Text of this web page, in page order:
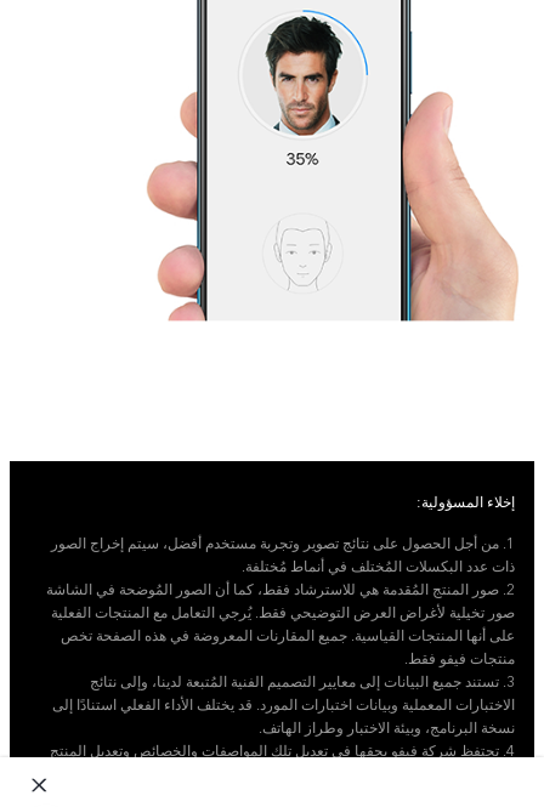
إخلاء المسؤولية:
1. من أجل الحصول على نتائج تصوير وتجربة مستخدم أفضل، سيتم إخراج الصور
ذات عدد البكسلات المُختلف في أنماط مُختلفة.
2. صور المنتج المُقدمة هي للاسترشاد فقط، كما أن الصور المُوضحة في الشاشة
صور تخيلية لأغراض العرض التوضيحي فقط. يُرجي التعامل مع المنتجات الفعلية
على أنها المنتجات القياسية. جميع المقارنات المعروضة في هذه الصفحة تخص
منتجات فيفو فقط.
3. تستند جميع البيانات إلى معايير التصميم الفنية المُتبعة لدينا، وإلى نتائج
الاختبارات المعملية وبيانات اختبارات المورد. قد يختلف الأداء الفعلي استنادًا إلى
نسخة البرنامج، وبيئة الاختبار وطراز الهاتف.
4. تحتفظ شركة فيفو بحقها في تعديل تلك المواصفات والخصائص وتعديل المنتج